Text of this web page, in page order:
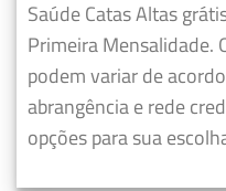
Saúde Catas Altas
Primeira Mensalidade.
podem variar de
abrangência e rede
opções para sua